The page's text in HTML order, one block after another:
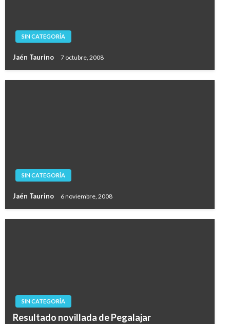
SIN CATEGORÍA
Jaén Taurino 7 octubre, 2008
SIN CATEGORÍA
Jaén Taurino 6 noviembre, 2008
SIN CATEGORÍA
Resultado novillada de Pegalajar